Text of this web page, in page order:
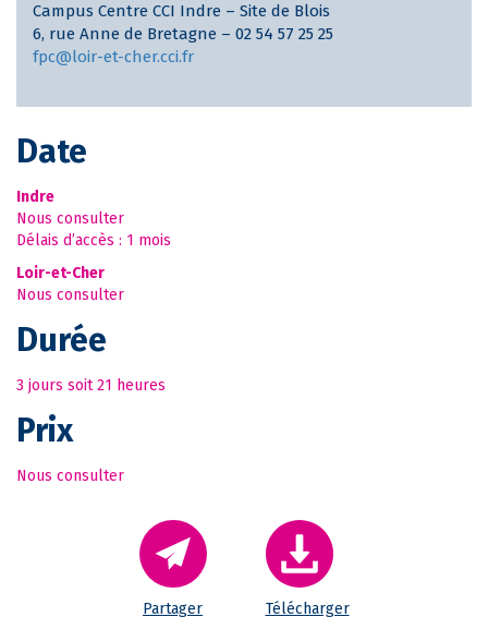
Campus Centre CCI Indre – Site de Blois
6, rue Anne de Bretagne – 02 54 57 25 25
fpc@loir-et-cher.cci.fr
Date
Indre
Nous consulter
Délais d’accès : 1 mois
Loir-et-Cher
Nous consulter
Durée
3 jours soit 21 heures
Prix
Nous consulter
Partager Télécharger